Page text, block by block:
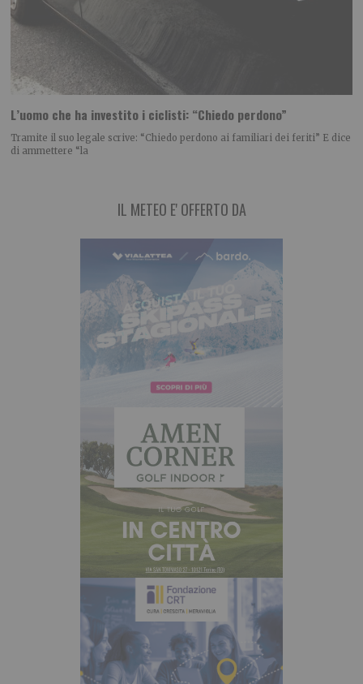
L’uomo che ha investito i ciclisti: “Chiedo perdono”
Tramite il suo legale scrive: “Chiedo perdono ai familiari dei feriti” E dice
di ammettere “la
IL METEO E' OFFERTO DA